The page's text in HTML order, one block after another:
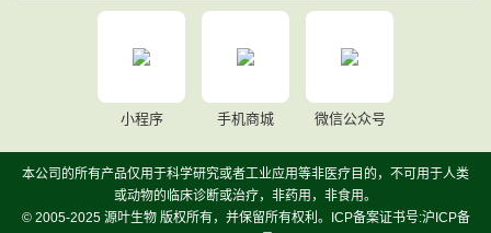
小程序 手机商城 微信公众号
本公司的所有产品仅用于科学研究或者工业应用等非医疗目的，不可用于人类
或动物的临床诊断或治疗，非药用，非食用。
© 2005-2025 源叶生物 版权所有，并保留所有权利。ICP备案证书号:沪ICP备